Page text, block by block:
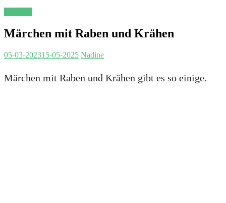
Märchen mit Raben und Krähen
05-03-202315-05-2025 Nadine
Märchen mit Raben und Krähen gibt es so einige.